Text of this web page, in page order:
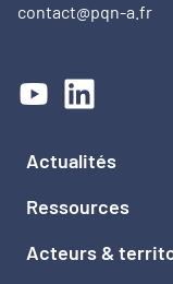
contact@pqn-a.fr
Actualités
Ressources
Acteurs &